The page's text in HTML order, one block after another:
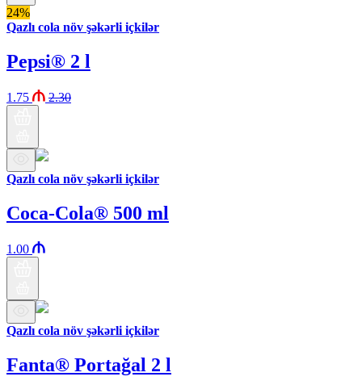
24%
Qazlı cola növ şəkərli içkilər
Pepsi® 2 l
1.75 2.30
Qazlı cola növ şəkərli içkilər
Coca-Cola® 500 ml
1.00
Qazlı cola növ şəkərli içkilər
Fanta® Portağal 2 l